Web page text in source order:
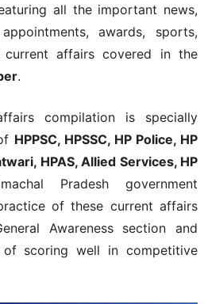
all the important news,
awards, sports,
current affairs covered in the
.
compilation is specially
HPPSC, HPSSC, HP Police, HP
HPAS, Allied Services, HP
Pradesh government
of these current affairs
Awareness section and
of scoring well in competitive